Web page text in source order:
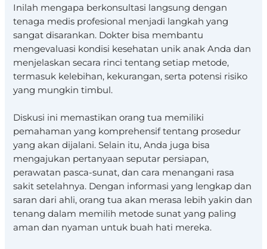
Inilah mengapa berkonsultasi langsung dengan
tenaga medis profesional menjadi langkah yang
sangat disarankan. Dokter bisa membantu
mengevaluasi kondisi kesehatan unik anak Anda dan
menjelaskan secara rinci tentang setiap metode,
termasuk kelebihan, kekurangan, serta potensi risiko
yang mungkin timbul.
Diskusi ini memastikan orang tua memiliki
pemahaman yang komprehensif tentang prosedur
yang akan dijalani. Selain itu, Anda juga bisa
mengajukan pertanyaan seputar persiapan,
perawatan pasca-sunat, dan cara menangani rasa
sakit setelahnya. Dengan informasi yang lengkap dan
saran dari ahli, orang tua akan merasa lebih yakin dan
tenang dalam memilih metode sunat yang paling
aman dan nyaman untuk buah hati mereka.